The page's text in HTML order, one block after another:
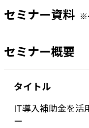
セミナー資料 ※
セミナー概要
タイトル
IT導入補助金を活
ー